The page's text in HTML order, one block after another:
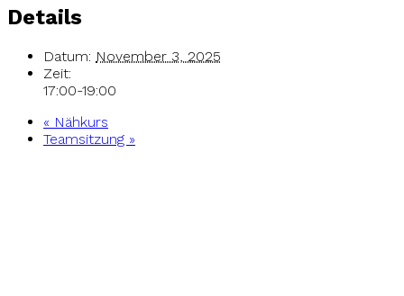
Details
Datum: November 3, 2025
Zeit:
17:00-19:00
« Nähkurs
Teamsitzung »